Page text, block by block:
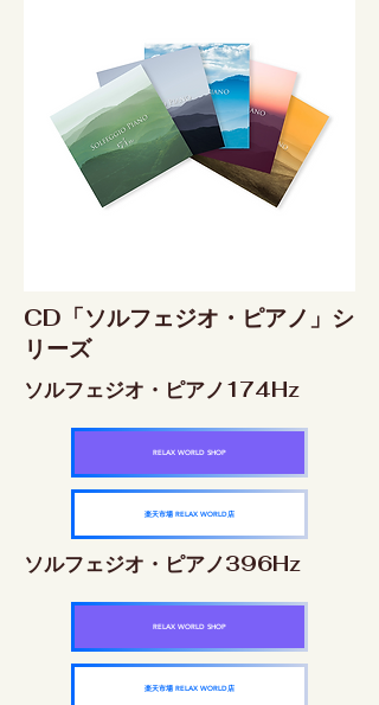
CD「ソルフェジオ・ピアノ」シ
リーズ
ソルフェジオ・ピアノ174Hz
RELAX WORLD SHOP
楽天市場 RELAX WORLD店
ソルフェジオ・ピアノ396Hz
RELAX WORLD SHOP
楽天市場 RELAX WORLD店